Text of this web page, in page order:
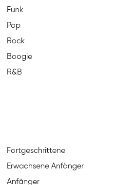
Funk
Pop
Rock
Boogie
R&B
Fortgeschrittene
Erwachsene Anfänger
Anfänger